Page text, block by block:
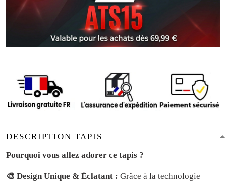
DESCRIPTION TAPIS
Pourquoi vous allez adorer ce tapis ?
🎨 Design Unique & Éclatant : Grâce à la technologie